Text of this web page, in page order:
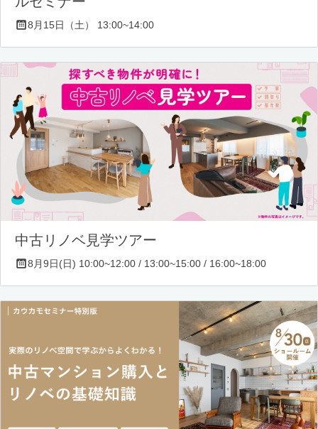
8月15日（土） 13:00~14:00
中古リノベ見学ツアー
8月9日(日) 10:00~12:00 / 13:00~15:00 / 16:00~18:00